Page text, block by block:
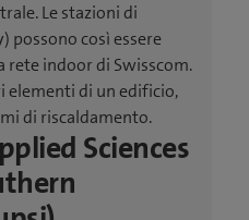
Le stazioni di
possono così essere
rete indoor di Swisscom.
elementi di un edificio,
di riscaldamento.
Sciences